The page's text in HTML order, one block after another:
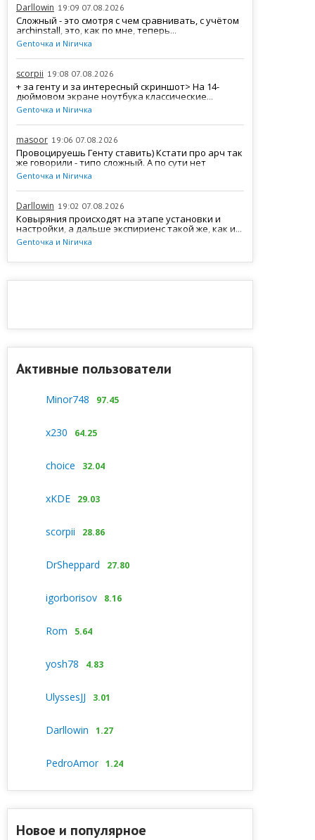
Darllowin 19:09 07.08.2026
Сложный - это смотря с чем сравнивать, с учётом
archinstall, это, как по мне, теперь...
Gentочка и Nirичка
scorpii 19:08 07.08.2026
+ за генту и за интересный скриншот> На 14-
дюймовом экране ноутбука классические...
Gentочка и Nirичка
masoor 19:06 07.08.2026
Провоцируешь Генту ставить) Кстати про арч так
же говорили - типо сложный. А по сути нет
Gentочка и Nirичка
Darllowin 19:02 07.08.2026
Ковыряния происходят на этапе установки и
настройки, а дальше экспириенс такой же, как и...
Gentочка и Nirичка
Активные пользователи
Minor748 97.45
x230 64.25
choice 32.04
xKDE 29.03
scorpii 28.86
DrSheppard 27.80
igorborisov 8.16
Rom 5.64
yosh78 4.83
UlyssesJJ 3.01
Darllowin 1.27
PedroAmor 1.24
Новое и популярное